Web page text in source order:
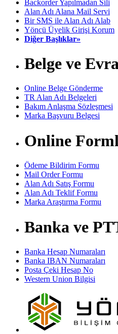
Backorder Yapılmadan Sili
Alan Adı Alana Mail Servi
Bir SMS ile Alan Adı Alab
Yöncü Üyelik Girişi Korum
Diğer Başlıklar»
Belge ve
Online Belge Gönderme
TR Alan Adı Belgeleri
Bakım Anlaşma Sözleşmesi
Marka Başvuru Belgesi
Online
Ödeme Bildirim Formu
Mail Order Formu
Alan Adı Satış Formu
Alan Adı Teklif Formu
Marka Araştırma Formu
Banka ve
Banka Hesap Numaraları
Banka IBAN Numaraları
Posta Çeki Hesap No
Western Union Bilgisi